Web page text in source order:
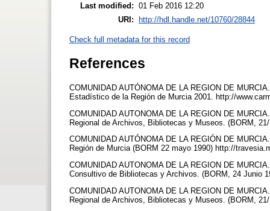
Last modified: 01 Feb 2016 12:20
URI:
http://hdl.handle.net/10760/28844
Check full metadata for this record
References
COMUNIDAD AUTÓNOMA DE LA REGION DE
Estadístico de la Región de Murcia 2001. http://
COMUNIDAD AUTONOMA DE LA REGION DE
Regional de Archivos, Bibliotecas y Museos. (BORM,
COMUNIDAD AUTÓNOMA DE LA REGIÓN DE
Región de Murcia (BORM 22 mayo 1990) http://
COMUNIDAD AUTONOMA DE LA REGION DE
Consultivo de Bibliotecas y Archivos. (BORM, 24 Junio
COMUNIDAD AUTONOMA DE LA REGION DE
Regional de Archivos, Bibliotecas y Museos. (BORM,